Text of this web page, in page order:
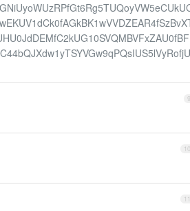
9
10
11